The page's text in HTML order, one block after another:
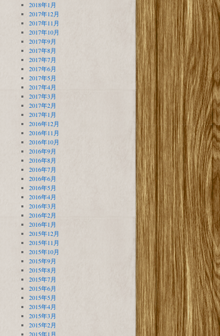
2018年1月
2017年12月
2017年11月
2017年10月
2017年9月
2017年8月
2017年7月
2017年6月
2017年5月
2017年4月
2017年3月
2017年2月
2017年1月
2016年12月
2016年11月
2016年10月
2016年9月
2016年8月
2016年7月
2016年6月
2016年5月
2016年4月
2016年3月
2016年2月
2016年1月
2015年12月
2015年11月
2015年10月
2015年9月
2015年8月
2015年7月
2015年6月
2015年5月
2015年4月
2015年3月
2015年2月
2015年1月